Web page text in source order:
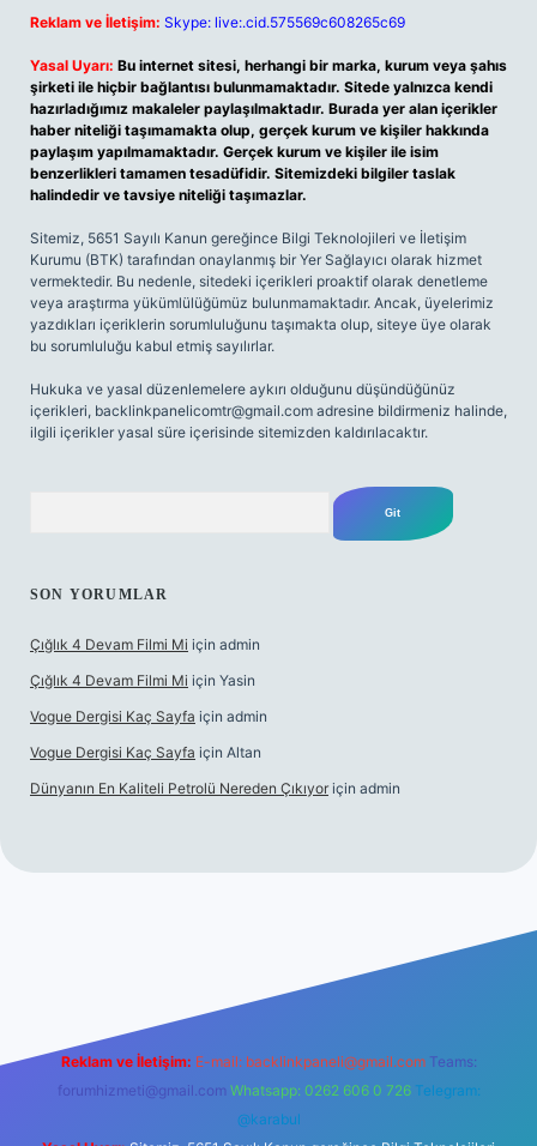
Reklam ve İletişim: Skype: live:.cid.575569c608265c69
Yasal Uyarı: Bu internet sitesi, herhangi bir marka, kurum veya şahıs
şirketi ile hiçbir bağlantısı bulunmamaktadır. Sitede yalnızca kendi
hazırladığımız makaleler paylaşılmaktadır. Burada yer alan içerikler
haber niteliği taşımamakta olup, gerçek kurum ve kişiler hakkında
paylaşım yapılmamaktadır. Gerçek kurum ve kişiler ile isim
benzerlikleri tamamen tesadüfidir. Sitemizdeki bilgiler taslak
halindedir ve tavsiye niteliği taşımazlar.
Sitemiz, 5651 Sayılı Kanun gereğince Bilgi Teknolojileri ve İletişim
Kurumu (BTK) tarafından onaylanmış bir Yer Sağlayıcı olarak hizmet
vermektedir. Bu nedenle, sitedeki içerikleri proaktif olarak denetleme
veya araştırma yükümlülüğümüz bulunmamaktadır. Ancak, üyelerimiz
yazdıkları içeriklerin sorumluluğunu taşımakta olup, siteye üye olarak
bu sorumluluğu kabul etmiş sayılırlar.
Hukuka ve yasal düzenlemelere aykırı olduğunu düşündüğünüz
içerikleri, backlinkpanelicomtr@gmail.com adresine bildirmeniz halinde,
ilgili içerikler yasal süre içerisinde sitemizden kaldırılacaktır.
SON YORUMLAR
Çığlık 4 Devam Filmi Mi için admin
Çığlık 4 Devam Filmi Mi için Yasin
Vogue Dergisi Kaç Sayfa için admin
Vogue Dergisi Kaç Sayfa için Altan
Dünyanın En Kaliteli Petrolü Nereden Çıkıyor için admin
Reklam ve İletişim: E-mail: backlinkpaneli@gmail.com Teams:
forumhizmeti@gmail.com Whatsapp: 0262 606 0 726 Telegram:
@karabul